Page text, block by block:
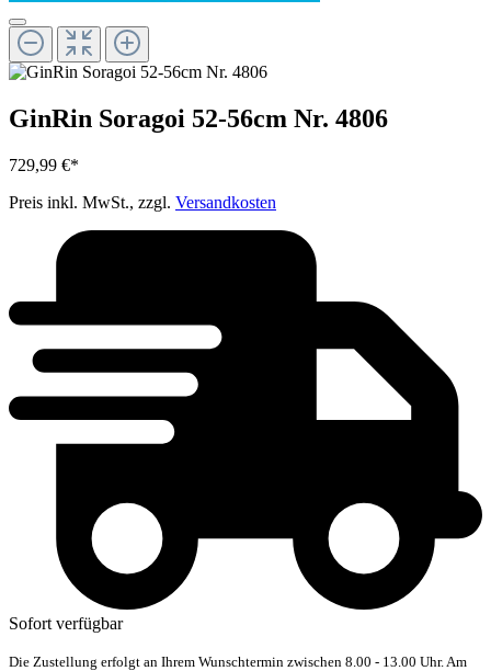
GinRin Soragoi 52-56cm Nr. 4806
729,99 €*
Preis inkl. MwSt., zzgl. Versandkosten
Sofort verfügbar
Die Zustellung erfolgt an Ihrem Wunschtermin zwischen 8.00 - 13.00 Uhr. Am